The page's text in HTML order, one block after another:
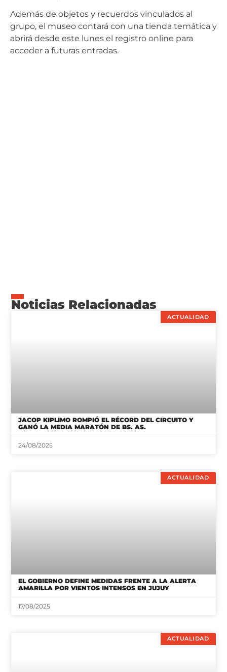
Además de objetos y recuerdos vinculados al
grupo, el museo contará con una tienda temática y
abrirá desde este lunes el registro online para
acceder a futuras entradas.
Noticias Relacionadas
ACTUALIDAD
JACOP KIPLIMO ROMPIÓ EL RÉCORD DEL CIRCUITO Y
GANÓ LA MEDIA MARATÓN DE BS. AS.
24/08/2025
ACTUALIDAD
EL GOBIERNO DEFINE MEDIDAS FRENTE A LA ALERTA
AMARILLA POR VIENTOS INTENSOS EN JUJUY
17/08/2025
ACTUALIDAD